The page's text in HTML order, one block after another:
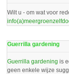
Wilt u - om wat voor
Guerrilla gardening
Guerrilla gardening is
geen enkele wijze